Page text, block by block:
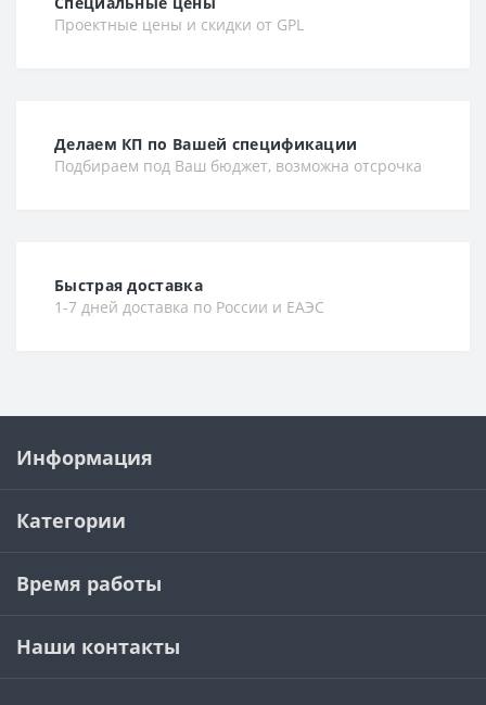
Проектные цены и скидки от GPL
Делаем КП по Вашей спецификации
Подбираем под Ваш бюджет, возможна отсрочка
Быстрая доставка
1-7 дней доставка по России и ЕАЭС
Информация
Категории
Время работы
Наши контакты